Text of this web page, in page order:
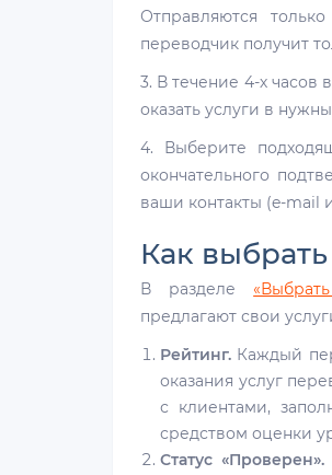
Отправляются
переводчик получит
3. В течение 4-х часов
оказать услуги в
4. Выберите
окончательного
ваши контакты (e-mail
Как
В разделе
предлагают свои
Рейтинг. Каждый
оказания услуг
с клиентами,
средством оценки
Статус «Проверен».